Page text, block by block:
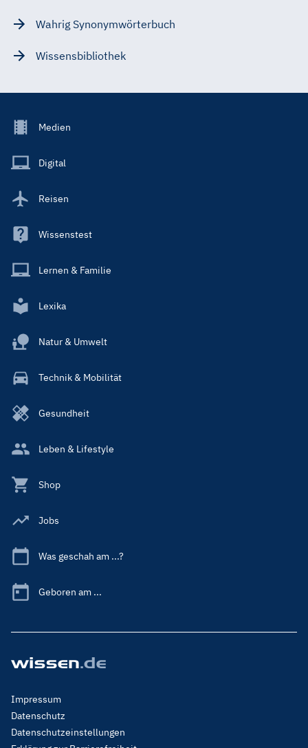
Wahrig Synonymwörterbuch
Wissensbibliothek
Footer
Main
Medien
Digital
Reisen
Wissenstest
Lernen & Familie
Lexika
Natur & Umwelt
Technik & Mobilität
Gesundheit
Leben & Lifestyle
Shop
Jobs
Was geschah am ...?
Geboren am ...
Footer
Menu
Legal
Impressum
Datenschutz
Datenschutzeinstellungen